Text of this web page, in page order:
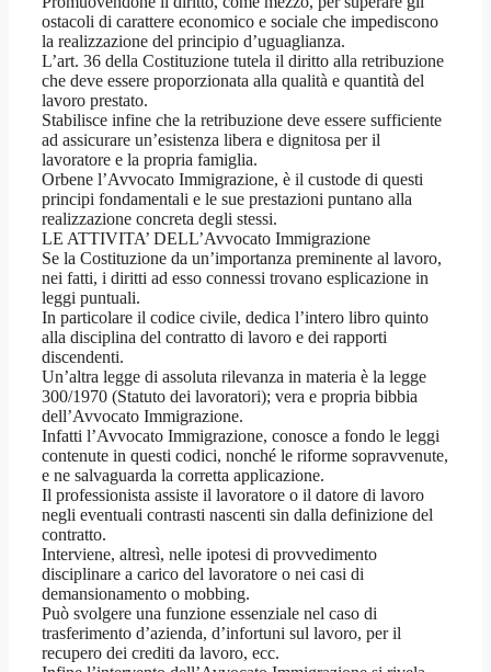
ostacoli di carattere economico e sociale che impediscono
la realizzazione del principio d’uguaglianza.
L’art. 36 della Costituzione tutela il diritto alla retribuzione
che deve essere proporzionata alla qualità e quantità del
lavoro prestato.
Stabilisce infine che la retribuzione deve essere sufficiente
ad assicurare un’esistenza libera e dignitosa per il
lavoratore e la propria famiglia.
Orbene l’Avvocato Immigrazione, è il custode di questi
principi fondamentali e le sue prestazioni puntano alla
realizzazione concreta degli stessi.
LE ATTIVITA’ DELL’Avvocato Immigrazione
Se la Costituzione da un’importanza preminente al lavoro,
nei fatti, i diritti ad esso connessi trovano esplicazione in
leggi puntuali.
In particolare il codice civile, dedica l’intero libro quinto
alla disciplina del contratto di lavoro e dei rapporti
discendenti.
Un’altra legge di assoluta rilevanza in materia è la legge
300/1970 (Statuto dei lavoratori); vera e propria bibbia
dell’Avvocato Immigrazione.
Infatti l’Avvocato Immigrazione, conosce a fondo le leggi
contenute in questi codici, nonché le riforme sopravvenute,
e ne salvaguarda la corretta applicazione.
Il professionista assiste il lavoratore o il datore di lavoro
negli eventuali contrasti nascenti sin dalla definizione del
contratto.
Interviene, altresì, nelle ipotesi di provvedimento
disciplinare a carico del lavoratore o nei casi di
demansionamento o mobbing.
Può svolgere una funzione essenziale nel caso di
trasferimento d’azienda, d’infortuni sul lavoro, per il
recupero dei crediti da lavoro, ecc.